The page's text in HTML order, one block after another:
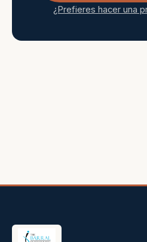
¿Prefieres hacer una